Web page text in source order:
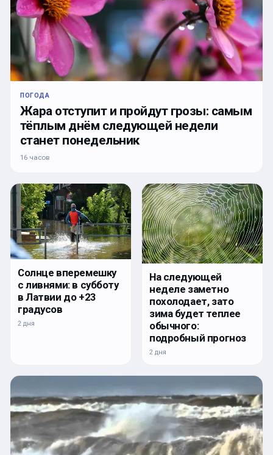
ПОГОДА
Жара отступит и пройдут грозы: самым
тёплым днём следующей недели
станет понедельник
16 часов
Солнце вперемешку
с ливнями: в субботу
в Латвии до +23
градусов
2 дня
На следующей
неделе заметно
похолодает, зато
зима будет теплее
обычного:
подробный прогноз
2 дня